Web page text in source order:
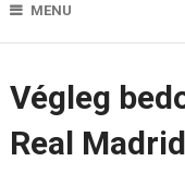
MENU
Végleg
Real Madrid